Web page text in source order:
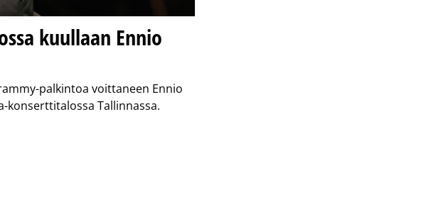
kuullaan Ennio
palkintoa voittaneen Ennio
konserttitalossa Tallinnassa.